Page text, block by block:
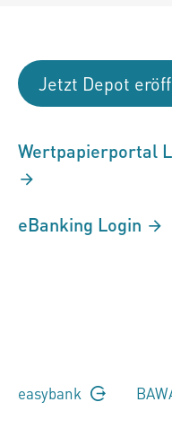
Jetzt Depot
Wertpapierportal
eBanking Login
easybank